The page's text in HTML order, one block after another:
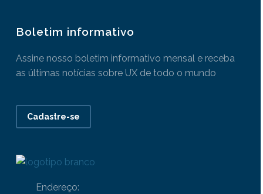
Boletim informativo
Assine nosso boletim informativo mensal e receba
as últimas notícias sobre UX de todo o mundo
Cadastre-se
Endereço: